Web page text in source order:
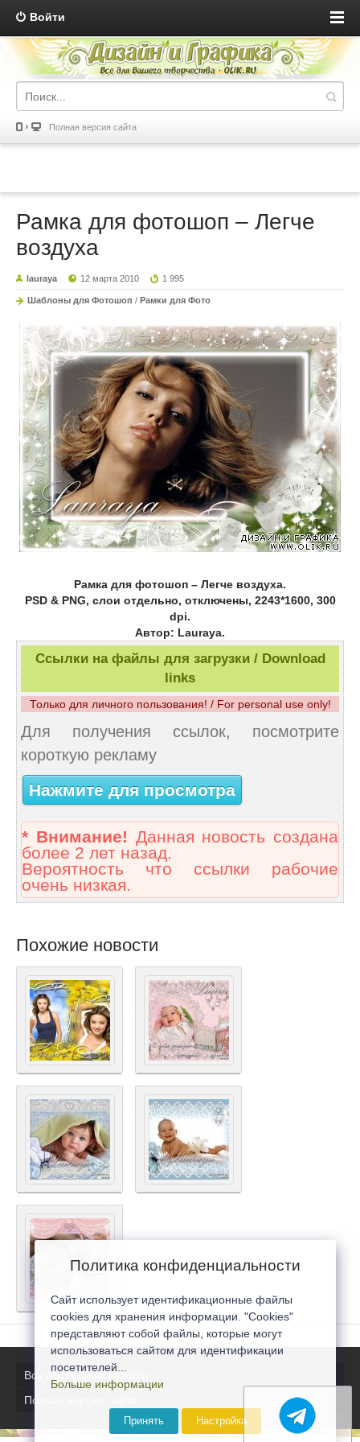
Войти
Полная версия сайта
Рамка для фотошоп – Легче
воздуха
lauraya 12 марта 2010 1 995
Шаблоны для Фотошоп / Рамки для Фото
Рамка для фотошоп – Легче воздуха.
PSD & PNG, слои отдельно, отключены, 2243*1600, 300
dpi.
Автор: Lauraya.
Ссылки на файлы для загрузки / Download
links
Только для личного пользования! / For personal use only!
Для получения ссылок, посмотрите
короткую рекламу
Нажмите для просмотра
* Внимание! Данная новость создана
более 2 лет назад.
Вероятность что ссылки рабочие
очень низкая.
Похожие новости
Все последние новости
Полная версия сайта
Политика конфиденциальности
Сайт использует идентификационные файлы
cookies для хранения информации. "Cookies"
представляют собой файлы, которые могут
использоваться сайтом для идентификации
посетителей...
Больше информации
Принять Настройка